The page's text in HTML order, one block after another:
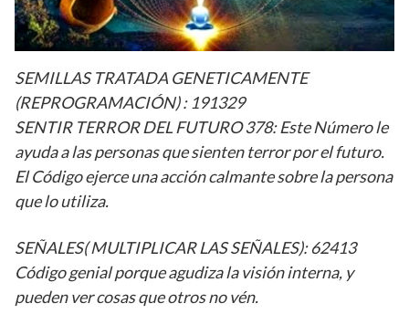
SEMILLAS TRATADA GENETICAMENTE
(REPROGRAMACIÓN) : 191329
SENTIR TERROR DEL FUTURO 378: Este Número le
ayuda a las personas que sienten terror por el futuro.
El Código ejerce una acción calmante sobre la persona
que lo utiliza.
SEÑALES( MULTIPLICAR LAS SEÑALES): 62413
Código genial porque agudiza la visión interna, y
pueden ver cosas que otros no vén.